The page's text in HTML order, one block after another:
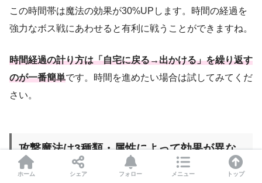
この時間帯は魔法の効果が30%UPします。時間の経過を
強力なボス戦にあわせると有利に戦うことができますね。
時間経過の計り方は「自宅に戻る→出かける」を繰り返す
のが一番簡単です。時間を進めたい場合は試してみてくだ
さい。
攻撃魔法は3種類・属性によって効果が異な
る
ホーム シェア フォロー メニュー トップ